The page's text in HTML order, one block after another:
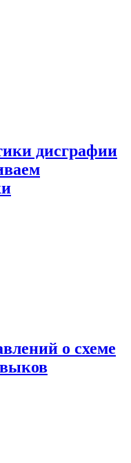
дисграфии
о схеме